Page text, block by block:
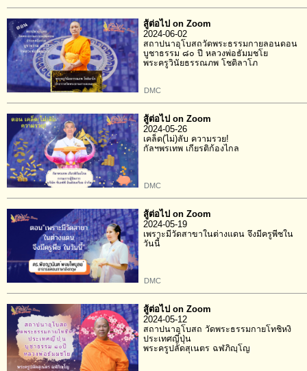
สู้ต่อไป on Zoom
2024-06-02
สถาปนาอุโบสถวัดพระธรรมกายลอนดอน
บูชาธรรม ๘๐ ปี หลวงพ่อธัมมชโย
พระครูวินัยธรรณภพ โชติลาโภ
DMC
สู้ต่อไป on Zoom
2024-05-26
เคล็ด(ไม่)ลับ ความรวย!
กัลฯพรเทพ เกียรติก้องไกล
DMC
สู้ต่อไป on Zoom
2024-05-19
เพราะมีวัดสาขาในต่างแดน จึงมีครูพีชใน
วันนี้
DMC
สู้ต่อไป on Zoom
2024-05-12
สถาปนาอุโบสถ วัดพระธรรมกายโทชิหงิ
ประเทศญี่ปุ่น
พระครูปลัดสุเนตร ฉฬภิญฺโญ